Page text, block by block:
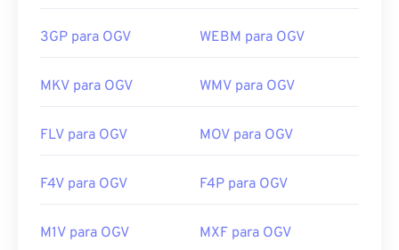
3GP para OGV WEBM para OGV
MKV para OGV WMV para OGV
FLV para OGV MOV para OGV
F4V para OGV F4P para OGV
M1V para OGV MXF para OGV